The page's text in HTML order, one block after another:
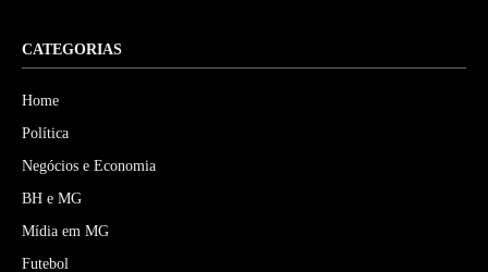
CATEGORIAS
Home
Política
Negócios e Economia
BH e MG
Mídia em MG
Futebol